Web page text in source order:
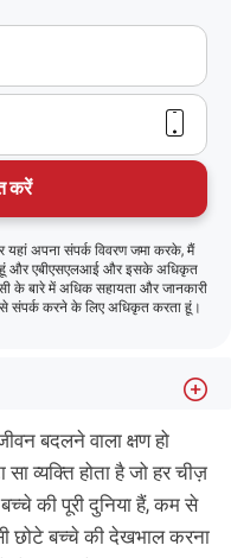
करें
अपना संपर्क विवरण जमा करके, मैं
हूं और एबीएसएलआई और इसके अधिकृत
के बारे में अधिक सहायता और जानकारी
संपर्क करने के लिए अधिकृत करता हूं।
बदलने वाला क्षण हो
व्यक्ति होता है जो हर चीज़
की पूरी दुनिया हैं, कम से
छोटे बच्चे की देखभाल करना